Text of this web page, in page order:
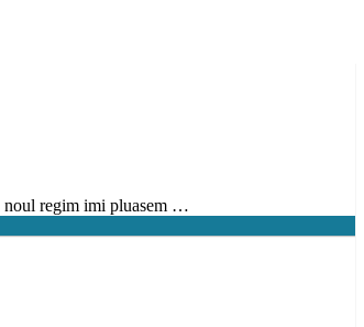
noul regim imi pluasem …